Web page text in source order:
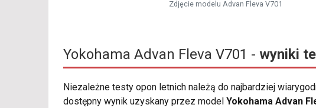
Zdjęcie modelu Advan Fleva V701
Yokohama Advan Fleva V701 - wyniki
Niezależne testy opon letnich należą do najbardziej
dostępny wynik uzyskany przez model Yokohama Advan